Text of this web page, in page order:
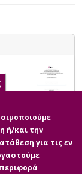
ή/και την
για τις εν